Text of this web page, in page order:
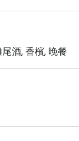
Grill 致
Resort &
酒, 香檳, 晚餐